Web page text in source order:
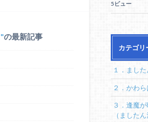
の最新記事
5ビュー
カテゴリ
１．まし
２．かわ
３．逢魔
（ました